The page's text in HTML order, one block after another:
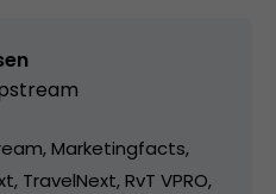
Marketingfacts,
TravelNext, RvT VPRO,